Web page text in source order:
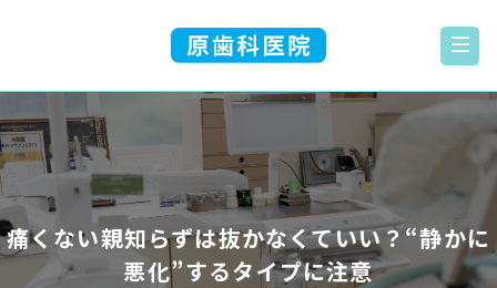
痛くない親知らずは抜かなくていい？“静かに
悪化”するタイプに注意